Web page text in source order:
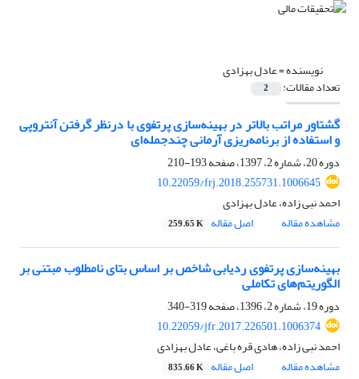
نویسنده =عادل بهزادی
تعداد مقالات: 2
گشتاور مراتب بالاتر در بهینه‌سازی پرتفوی با درنظر گرفتن آنتروپی
و استفاده از برنامه‌ریزی آرمانی چندجمله‌ای
دوره 20، شماره 2، 1397، صفحه
193-210
10.22059/frj.2018.255731.1006645
احمد نبی زاده، عادل بهزادی
مشاهده مقاله
اصل مقاله 259.65 K
بهینه‌سازی پرتفوی ردیابی شاخص بر اساس بتای نامطلوب مبتنی بر
الگوریتم‌های تکاملی
دوره 19، شماره 2، 1396، صفحه
319-340
10.22059/jfr.2017.226501.1006374
احمد نبی زاده، هادی قره باغی، عادل بهزادی
مشاهده مقاله
اصل مقاله 835.66 K